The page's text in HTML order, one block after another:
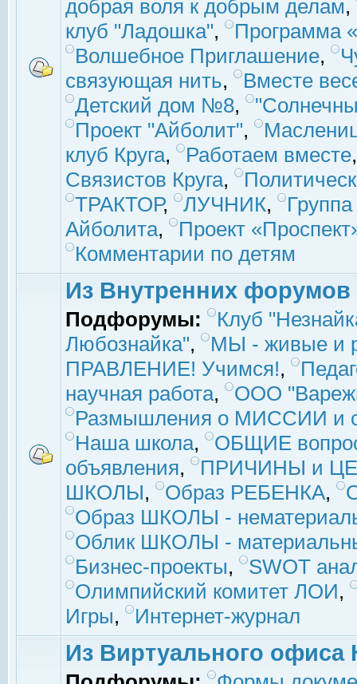
добрая воля к добрым делам,
клуб "Ладошка",
Программа
Волшебное Приглашение,
связующая нить,
Вместе
Детский дом №8,
Проект "Айболит",
клуб Круга, Работаем вместе
Связистов Круга,
ТРАКТОР, ЛУЧНИК,
Айболита,
Проект
Комментарии по детям
Из Внутренних форумов
Подфорумы:
Клуб
Любознайка",
МЫ - живые и
ПРАВЛЕНИЕ! Учимся!,
научная работа,
ООО
Размышления о МИССИИ и
Наша школа,
ОБЩИЕ
объявления,
ПРИЧИНЫ и
ШКОЛЫ, Образ РЕБЕНКА,
Образ ШКОЛЫ -
Облик ШКОЛЫ -
Бизнес-проекты,
SWOT
Олимпийский комитет ЛОИ,
Игры, Интернет-журнал
Из Виртуального офиса